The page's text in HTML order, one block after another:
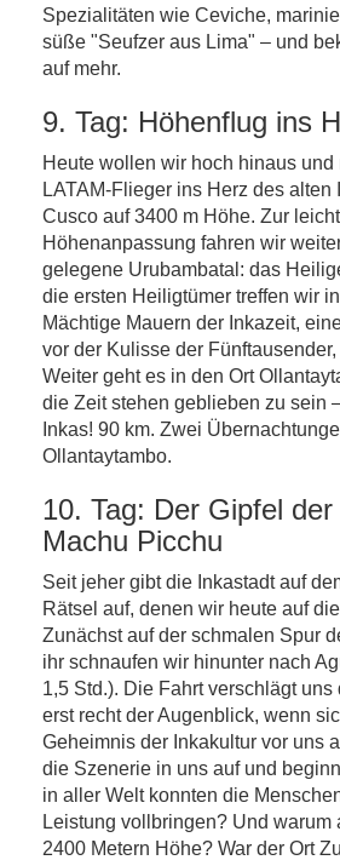
Spezialitäten wie Ceviche,
süße "Seufzer aus Lima" – und
auf mehr.
9. Tag: Höhenflug ins
Heute wollen wir hoch hinaus und
LATAM-Flieger ins Herz des alten
Cusco auf 3400 m Höhe. Zur
Höhenanpassung fahren wir
gelegene Urubambatal: das
die ersten Heiligtümer treffen wir
Mächtige Mauern der Inkazeit,
vor der Kulisse der
Weiter geht es in den Ort
die Zeit stehen geblieben zu sein
Inkas! 90 km. Zwei
Ollantaytambo.
10. Tag: Der Gipfel
Machu Picchu
Seit jeher gibt die Inkastadt auf
Rätsel auf, denen wir heute auf
Zunächst auf der schmalen Spur
ihr schnaufen wir hinunter nach
1,5 Std.). Die Fahrt verschlägt uns
erst recht der Augenblick, wenn
Geheimnis der Inkakultur vor uns
die Szenerie in uns auf und
in aller Welt konnten die
Leistung vollbringen? Und warum
2400 Metern Höhe? War der Ort